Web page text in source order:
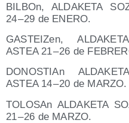
BIL­BOn, ALDAKETA
24 – 29 de ENERO.
GAS­TEI­Zen,
ASTEA 21 – 26 de
DONOS­TIAn
ASTEA 14 – 20 de MARZO.
TOLO­SAn ALDAKETA
21 – 26 de MARZO.